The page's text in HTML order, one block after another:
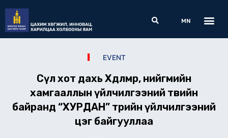
content
Search
MN
EVENT
Сөүл хот дахь Хөдөлмөр, нийгмийн
хамгааллын үйлчилгээний төвийн
байранд “ХУРДАН” төрийн үйлчилгээний
цэг байгууллаа